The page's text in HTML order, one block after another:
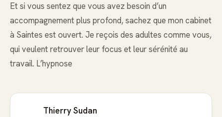
Et si vous sentez que vous avez besoin d’un
accompagnement plus profond, sachez que mon cabinet
à Saintes est ouvert. Je reçois des adultes comme vous,
qui veulent retrouver leur focus et leur sérénité au
travail. L’hypnose
Thierry Sudan